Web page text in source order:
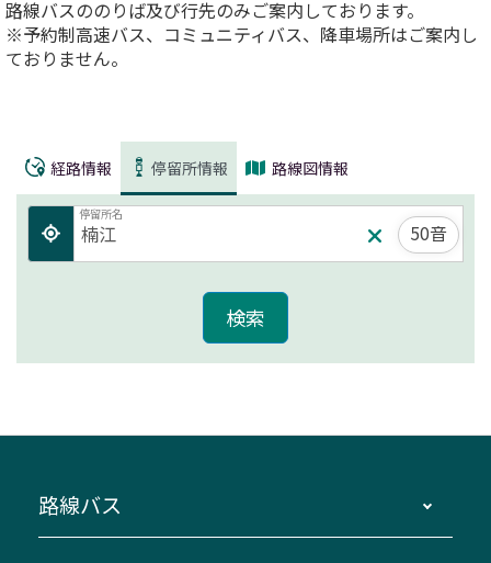
路線バスののりば及び行先のみご案内しております。
※予約制高速バス、コミュニティバス、降車場所はご案内し
ておりません。
経路情報 停留所情報 路線図情報
停留所名
50音
路線バス